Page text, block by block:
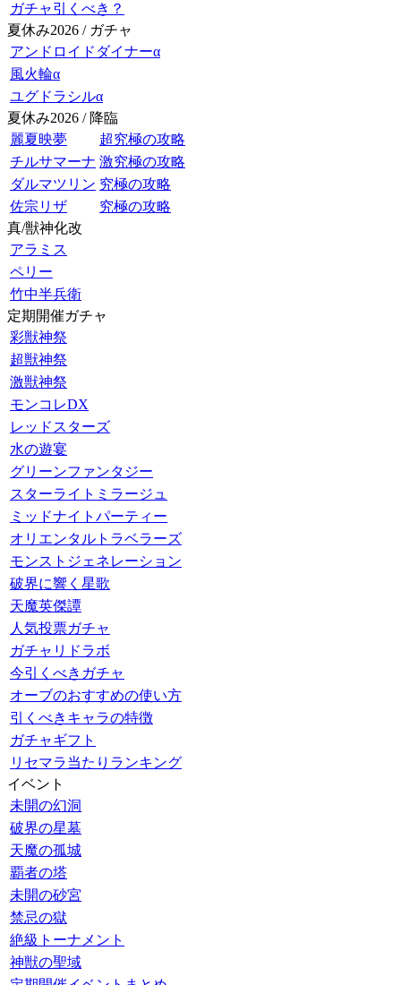
ガチャ引くべき？
夏休み2026 / ガチャ
アンドロイドダイナーα
風火輪α
ユグドラシルα
夏休み2026 / 降臨
麗夏映夢
超究極の攻略
チルサマーナ 激究極の攻略
ダルマツリン 究極の攻略
佐宗リザ
究極の攻略
真/獣神化改
アラミス
ペリー
竹中半兵衛
定期開催ガチャ
彩獣神祭
超獣神祭
激獣神祭
モンコレDX
レッドスターズ
水の遊宴
グリーンファンタジー
スターライトミラージュ
ミッドナイトパーティー
オリエンタルトラベラーズ
モンストジェネレーション
破界に響く星歌
天魔英傑譚
人気投票ガチャ
ガチャリドラボ
今引くべきガチャ
オーブのおすすめの使い方
引くべきキャラの特徴
ガチャギフト
リセマラ当たりランキング
イベント
未開の幻洞
破界の星墓
天魔の孤城
覇者の塔
未開の砂宮
禁忌の獄
絶級トーナメント
神獣の聖域